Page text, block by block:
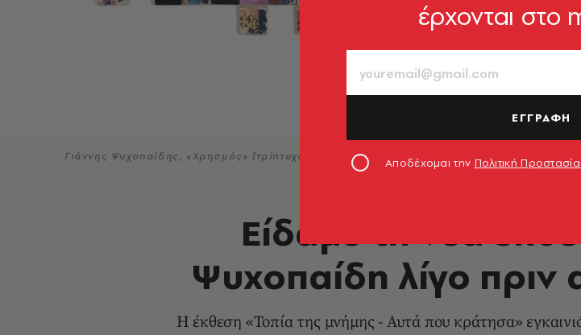
Γιάννης Ψυχοπαίδης, «Χρησμός» [τρίπτυχο], 2003 © Χριστόφορος Δουλγέρης
Είδαμε τη νέα
Ψυχοπαίδη λίγο πριν
Η έκθεση «Τοπία της μνήμης - Αυτά που κράτησα»
έρχονται στο
ΕΓΓΡΑΦΗ
Αποδέχομαι την Πολιτική